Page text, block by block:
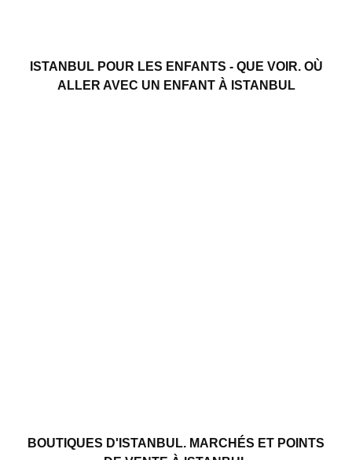
ISTANBUL POUR LES ENFANTS - QUE VOIR. OÙ
ALLER AVEC UN ENFANT À ISTANBUL
BOUTIQUES D'ISTANBUL. MARCHÉS ET POINTS